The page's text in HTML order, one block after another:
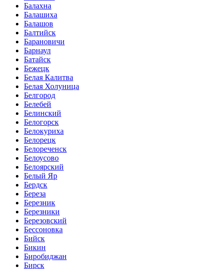
Балахна
Балашиха
Балашов
Балтийск
Барановичи
Барнаул
Батайск
Бежецк
Белая Калитва
Белая Холуница
Белгород
Белебей
Белинский
Белогорск
Белокуриха
Белорецк
Белореченск
Белоусово
Белоярский
Белый Яр
Бердск
Береза
Березник
Березники
Березовский
Бессоновка
Бийск
Бикин
Биробиджан
Бирск